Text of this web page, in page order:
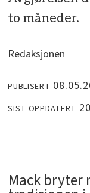
to måneder.
Redaksjonen
PUBLISERT
SIST OPPDATERT
Mack bryter